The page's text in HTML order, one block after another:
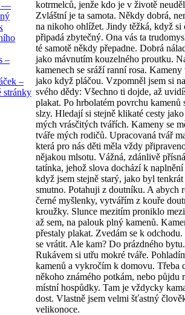
kotrmelců, jenže kdo je v životě
Zvláštní je ta samota. Někdy dobrá,
na nikoho ohlížet. Jindy těžká, když si
připadá zbytečný. Ona vás ta
té samotě někdy přepadne. Dobrá
jako mávnutím kouzelného proutku.
kamenech se sráží ranní rosa.
jako když pláčou. Vzpomněl jsem si
svého dědy: Všechno ti dojde, až
plakat. Po hrbolatém povrchu kamenů
slzy. Hledají si stejně klikaté cesty
mých vrásčitých tvářích. Kameny se
tváře mých rodičů. Upracovaná tvář
která pro nás děti měla vždy
nějakou mlsotu. Vážná, zdánlivě
tatínka, jehož slova dochází k naplnění
když jsem stejně starý, jako byl
smutno. Potahuji z doutníku. A abych
černé myšlenky, vytvářím z kouře
kroužky. Slunce mezitím proniklo
až sem, na palouk plný kamenů.
přestaly plakat. Zvedám se k
se vrátit. Ale kam? Do prázdného bytu.
Rukávem si utřu mokré tváře.
kamenů a vykročím k domovu. Třeba
někoho známého potkám, nebo půjdu
místní hospůdky. Tam je vždycky
dost. Vlastně jsem velmi šťastný
velikonoce.